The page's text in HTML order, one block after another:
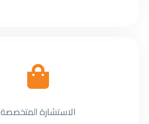
الاستشارة المتخصصة